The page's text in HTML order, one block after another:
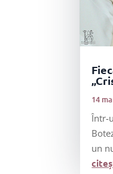
14
Într-
un